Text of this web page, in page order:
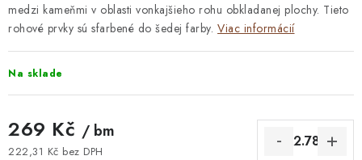
medzi kameňmi v oblasti vonkajšieho rohu obkladanej plochy. Tieto
rohové prvky sú sfarbené do šedej farby. Viac informácií
Na sklade
269 Kč / bm
222,31 Kč bez DPH